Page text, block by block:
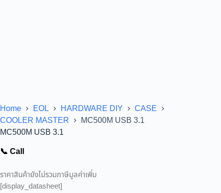
Home EOL HARDWARE DIY
CASE
COOLER MASTER
MC500M USB 3.1
MC500M USB 3.1
📞 Call
ราคาสินค้ายังไม่รวมภาษีมูลค่าเพิ่ม
[display_datasheet]